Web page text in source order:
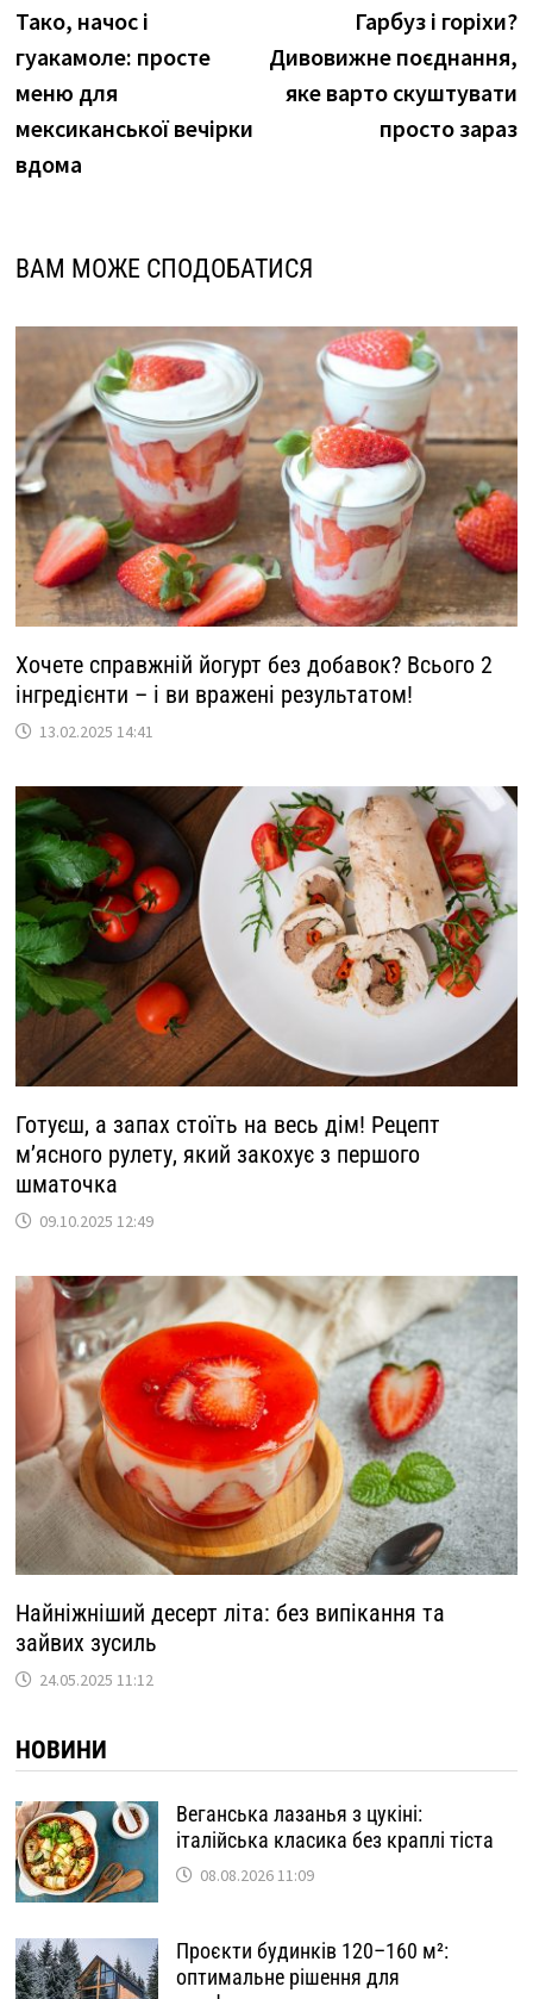
записів
Тако, начос і
гуакамоле: просте
меню для
мексиканської вечірки
вдома
Гарбуз і горіхи?
Дивовижне поєднання,
яке варто скуштувати
просто зараз
ВАМ МОЖЕ СПОДОБАТИСЯ
Хочете справжній йогурт без добавок? Всього 2
інгредієнти – і ви вражені результатом!
13.02.2025 14:41
Готуєш, а запах стоїть на весь дім! Рецепт
м’ясного рулету, який закохує з першого
шматочка
09.10.2025 12:49
Найніжніший десерт літа: без випікання та
зайвих зусиль
24.05.2025 11:12
НОВИНИ
Веганська лазанья з цукіні:
італійська класика без краплі тіста
08.08.2026 11:09
Проєкти будинків 120–160 м²:
оптимальне рішення для